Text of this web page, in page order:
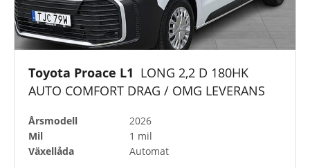
Toyota Proace L1 LONG 2,2 D 180HK
AUTO COMFORT DRAG / OMG LEVERANS
Årsmodell
2026
Mil
1 mil
Växellåda
Automat